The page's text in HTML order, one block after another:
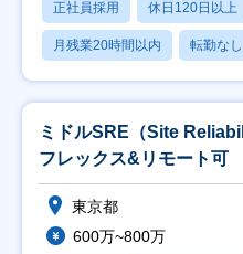
正社員採用 休日120日以上
月残業20時間以内 転勤なし
ミドルSRE（Site
フレックス&リモート可
東京都
600万~800万